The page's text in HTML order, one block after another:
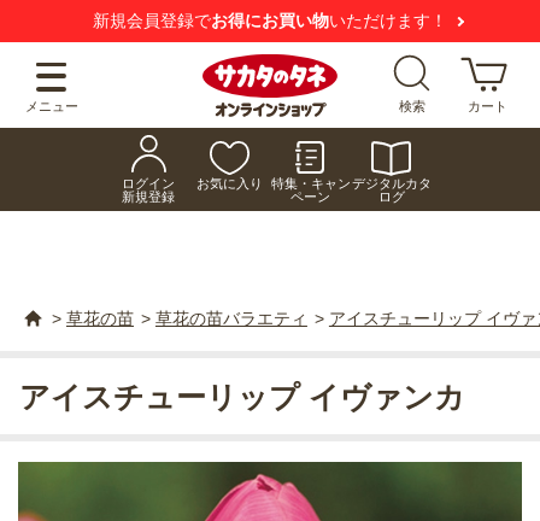
新規会員登録でお得にお買い物いただけます！
メニュー 検索 カート
ログイン
新規登録
お気に入り
特集・キャン
ペーン
デジタルカタ
ログ
> 草花の苗 > 草花の苗バラエティ > アイスチューリップ イヴァ
アイスチューリップ イヴァンカ